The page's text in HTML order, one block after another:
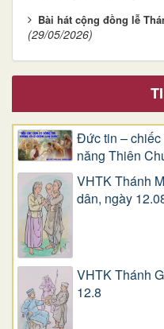
Bài hát cộng đồng lễ
(29/05/2026)
Đức tin – chiếc
năng Thiên
VHTK Thánh
dân, ngày
VHTK Thánh
12.8